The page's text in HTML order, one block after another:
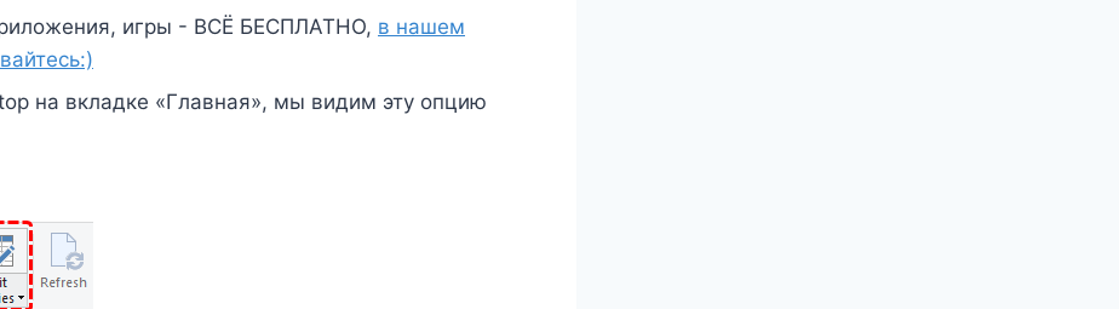
игры - ВСЁ БЕСПЛАТНО, в нашем
на вкладке «Главная», мы видим эту опцию